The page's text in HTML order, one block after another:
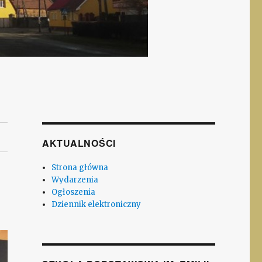
AKTUALNOŚCI
Strona główna
Wydarzenia
Ogłoszenia
Dziennik elektroniczny